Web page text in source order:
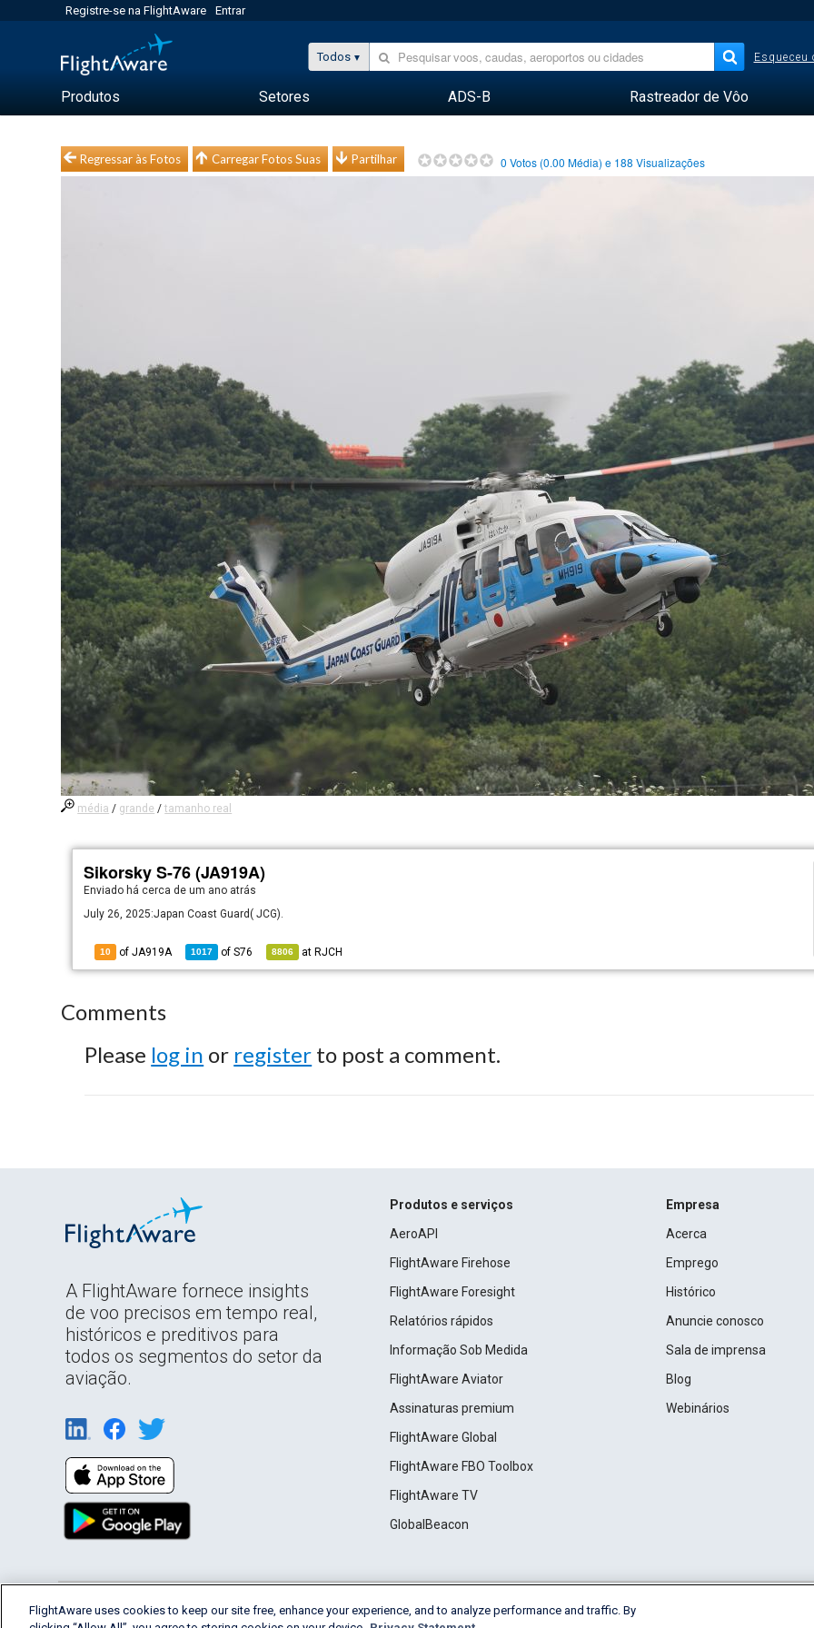
Registre-se na FlightAware Entrar
Todos Esqueceu
Produtos Setores ADS-B Rastreador de Vôo
Regressar às Fotos Carregar Fotos Suas Partilhar 0 Votos (0.00 Média) e 188 Visualizações
média / grande /tamanho real
Sikorsky S-76 (JA919A)
Enviado há cerca de um ano atrás
July 26, 2025:Japan Coast Guard( JCG).
10 of JA919A 1017 ofS76 8806 at RJCH
Comments
Please log in or register to post a comment.
A FlightAware fornece insights
de voo precisos em tempo real,
históricos e preditivos para
todos os segmentos do setor da
aviação.
Produtos e serviços
AeroAPI
FlightAware Firehose
FlightAware Foresight
Relatórios rápidos
Informação Sob Medida
FlightAware Aviator
Assinaturas premium
FlightAware Global
FlightAware FBO Toolbox
FlightAware TV
GlobalBeacon
Empresa
Acerca
Emprego
Histórico
Anuncie conosco
Sala de imprensa
Blog
Webinários
English (USA) 2026 FlightAware Terms of Use Privacy Cookie Settings
FlightAware uses cookies to keep our site free, enhance your experience, and to analyze performance and traffic. By